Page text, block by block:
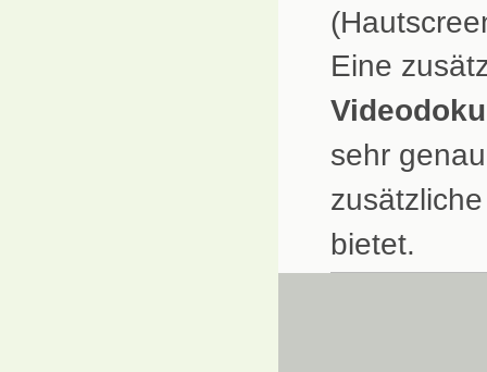
Eine
sehr
bietet.